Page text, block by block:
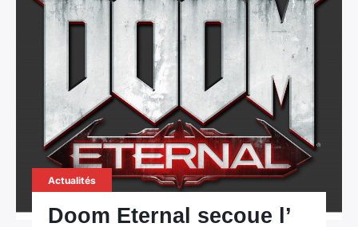
Actualités
Doom Eternal secoue l’